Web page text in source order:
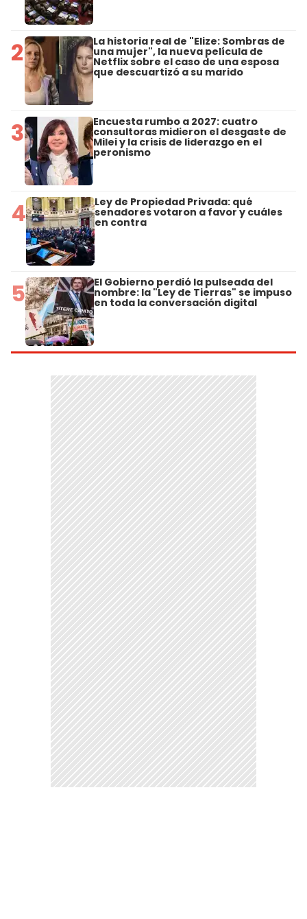
2 La historia real de "Elize: Sombras de
una mujer", la nueva película de
Netflix sobre el caso de una esposa
que descuartizó a su marido
3 Encuesta rumbo a 2027: cuatro
consultoras midieron el desgaste de
Milei y la crisis de liderazgo en el
peronismo
4 Ley de Propiedad Privada: qué
senadores votaron a favor y cuáles
en contra
5 El Gobierno perdió la pulseada del
nombre: la "Ley de Tierras" se impuso
en toda la conversación digital